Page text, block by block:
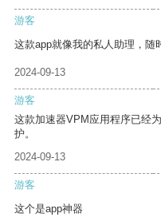
游客
这款app就像我的私人助理，随
2024-09-13
游客
这款加速器VPM应用程序已经
护。
2024-09-13
游客
这个是app神器